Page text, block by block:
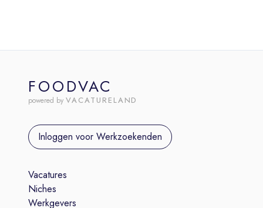
FOODVAC
powered by VACATURELAND
Inloggen voor Werkzoekenden
Vacatures
Niches
Werkgevers